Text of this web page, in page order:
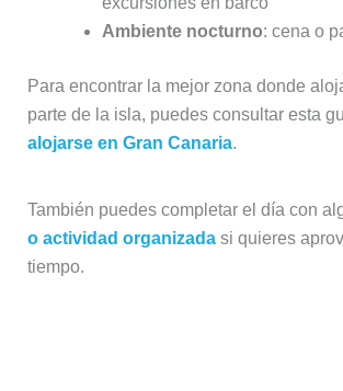
Ambiente nocturno: cena o
Para encontrar la mejor zona donde
parte de la isla, puedes consultar esta
alojarse en Gran Canaria.
También puedes completar el día con
o actividad organizadasi quieres
tiempo.